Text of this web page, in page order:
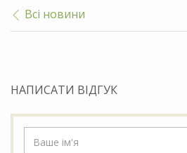
Всі новини
НАПИСАТИ ВІДГУК